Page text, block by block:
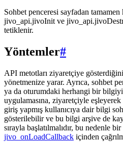
Sohbet penceresi sayfadan tamamen
jivo_api.jivoInit ve
tetiklenir.
Yöntemler#
API metotları ziyaretçiye
yönetmenize yarar. Ayrıca, sohbet
ya da oturumdaki herhangi bir
uygulamasına, ziyaretçiyle
giriş yapmış kullanıcıya dair bilgi
gösterilebilir ve bu bilgi arşive de
sırayla başlatılmalıdır, bu nedenle
jivo_onLoadCallback içinden